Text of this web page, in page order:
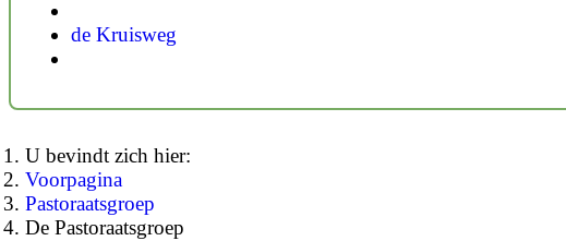
de Kruisweg
U bevindt zich hier:
Voorpagina
Pastoraatsgroep
De Pastoraatsgroep